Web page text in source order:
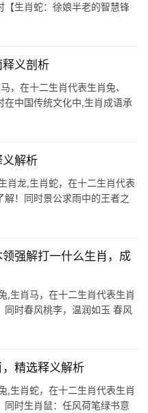
【生肖蛇：徐娘半老的智慧锋
目易被他人横插一手，团队
义剖析
，在十二生肖代表生肖兔、
中国传统文化中,生肖成语承
人知，本文将深入解读这一
解析
肖龙,生肖蛇，在十二生肖代表
！同时景公求雨中的王者之
而甘霖骤降，民间因此将虎
强解打一什么生肖，成
,生肖马，在十二生肖代表生肖
时春风桃李，温润如玉 春风
如藤蔓攀升，29岁者易遇贵
精选释义解析
,生肖蛇，在十二生肖代表生肖
同时生肖鼠：任风荷笔绿书意